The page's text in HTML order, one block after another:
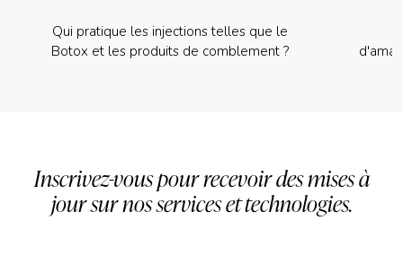
Qui pratique les injections telles que le
Botox et les produits de comblement ?
Inscrivez-vous pour recevoir des mises à
jour sur nos services et technologies.